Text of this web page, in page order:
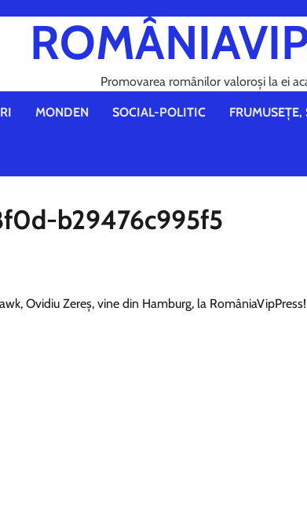
Promovarea românilor valoroși la ei
MONDEN SOCIAL-POLITIC
b29476c995f5
Ovidiu Zereș, vine din Hamburg, la RomâniaVipPress!